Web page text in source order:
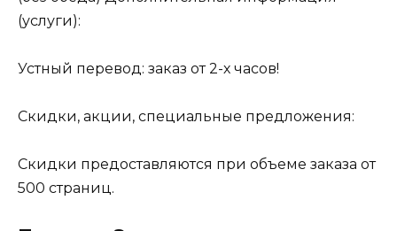
(услуги):
Устный перевод: заказ от 2-х часов!
Скидки, акции, специальные предложения:
Скидки предоставляются при объеме заказа от
500 страниц.